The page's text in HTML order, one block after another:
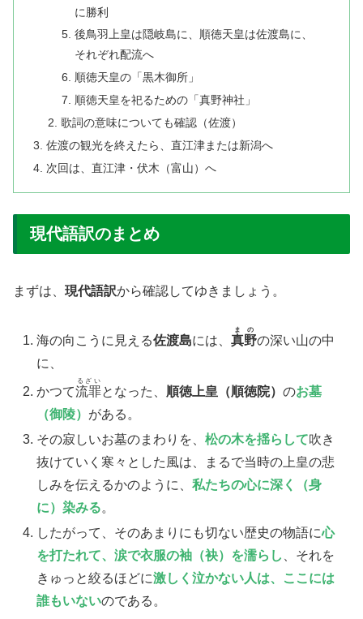
に勝利
後鳥羽上皇は隠岐島に、順徳天皇は佐渡島に、
それぞれ配流へ
順徳天皇の「黒木御所」
順徳天皇を祀るための「真野神社」
歌詞の意味についても確認（佐渡）
佐渡の観光を終えたら、直江津または新潟へ
次回は、直江津・伏木（富山）へ
現代語訳のまとめ
まずは、 現代語訳から確認してゆきましょう。
​海の向こうに見える佐渡島には、真野
まの
の深い山の中
に、
かつて流罪
るざい
となった、 順徳上皇（順徳院）のお墓
（御陵） がある。
​その寂しいお墓のまわりを、松の木を揺らして吹き
抜けていく寒々とした風は、まるで当時の上皇の悲
しみを伝えるかのように、私たちの心に深く（身
に）染みる。
​したがって、そのあまりにも切ない歴史の物語に心
を打たれて、涙で衣服の袖（袂）を濡らし 、それを
きゅっと絞るほどに激しく泣かない人は、ここには
誰もいないのである。